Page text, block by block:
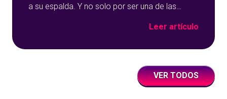
a su espalda. Y no solo por ser una de las
de juegos de tómbola, YoBingo, sino porque es
Leer artículo
VER TODOS